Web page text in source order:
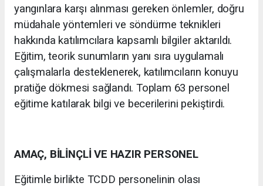
yangınlara karşı alınması gereken önlemler, doğru
müdahale yöntemleri ve söndürme teknikleri
hakkında katılımcılara kapsamlı bilgiler aktarıldı.
Eğitim, teorik sunumların yanı sıra uygulamalı
çalışmalarla desteklenerek, katılımcıların konuyu
pratiğe dökmesi sağlandı. Toplam 63 personel
eğitime katılarak bilgi ve becerilerini pekiştirdi.
AMAÇ, BİLİNÇLİ VE HAZIR PERSONEL
Eğitimle birlikte TCDD personelinin olası